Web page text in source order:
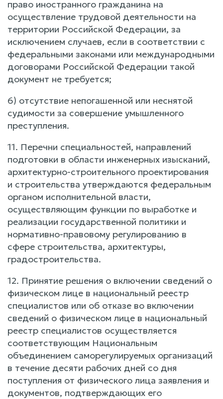
право иностранного гражданина на
осуществление трудовой деятельности на
территории Российской Федерации, за
исключением случаев, если в соответствии с
федеральными законами или международными
договорами Российской Федерации такой
документ не требуется;
6) отсутствие непогашенной или неснятой
судимости за совершение умышленного
преступления.
11. Перечни специальностей, направлений
подготовки в области инженерных изысканий,
архитектурно-строительного проектирования
и строительства утверждаются федеральным
органом исполнительной власти,
осуществляющим функции по выработке и
реализации государственной политики и
нормативно-правовому регулированию в
сфере строительства, архитектуры,
градостроительства.
12. Принятие решения о включении сведений о
физическом лице в национальный реестр
специалистов или об отказе во включении
сведений о физическом лице в национальный
реестр специалистов осуществляется
соответствующим Национальным
объединением саморегулируемых организаций
в течение десяти рабочих дней со дня
поступления от физического лица заявления и
документов, подтверждающих его